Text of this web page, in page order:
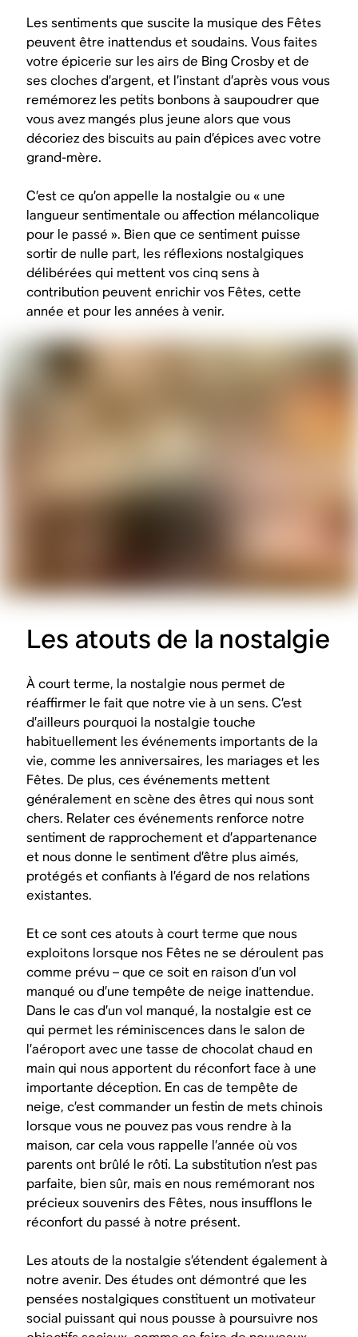
Les sentiments que suscite la musique des Fêtes
peuvent être inattendus et soudains. Vous faites
votre épicerie sur les airs de Bing Crosby et de
ses cloches d’argent, et l’instant d’après vous vous
remémorez les petits bonbons à saupoudrer que
vous avez mangés plus jeune alors que vous
décoriez des biscuits au pain d’épices avec votre
grand-mère.
C’est ce qu’on appelle la nostalgie ou « une
langueur sentimentale ou affection mélancolique
pour le passé ». Bien que ce sentiment puisse
sortir de nulle part, les réflexions nostalgiques
délibérées qui mettent vos cinq sens à
contribution peuvent enrichir vos Fêtes, cette
année et pour les années à venir.
Les atouts de la nostalgie
À court terme, la nostalgie nous permet de
réaffirmer le fait que notre vie à un sens. C’est
d’ailleurs pourquoi la nostalgie touche
habituellement les événements importants de la
vie, comme les anniversaires, les mariages et les
Fêtes. De plus, ces événements mettent
généralement en scène des êtres qui nous sont
chers. Relater ces événements renforce notre
sentiment de rapprochement et d’appartenance
et nous donne le sentiment d’être plus aimés,
protégés et confiants à l’égard de nos relations
existantes.
Et ce sont ces atouts à court terme que nous
exploitons lorsque nos Fêtes ne se déroulent pas
comme prévu – que ce soit en raison d’un vol
manqué ou d’une tempête de neige inattendue.
Dans le cas d’un vol manqué, la nostalgie est ce
qui permet les réminiscences dans le salon de
l’aéroport avec une tasse de chocolat chaud en
main qui nous apportent du réconfort face à une
importante déception. En cas de tempête de
neige, c’est commander un festin de mets chinois
lorsque vous ne pouvez pas vous rendre à la
maison, car cela vous rappelle l’année où vos
parents ont brûlé le rôti. La substitution n’est pas
parfaite, bien sûr, mais en nous remémorant nos
précieux souvenirs des Fêtes, nous insufflons le
réconfort du passé à notre présent.
Les atouts de la nostalgie s’étendent également à
notre avenir. Des études ont démontré que les
pensées nostalgiques constituent un motivateur
social puissant qui nous pousse à poursuivre nos